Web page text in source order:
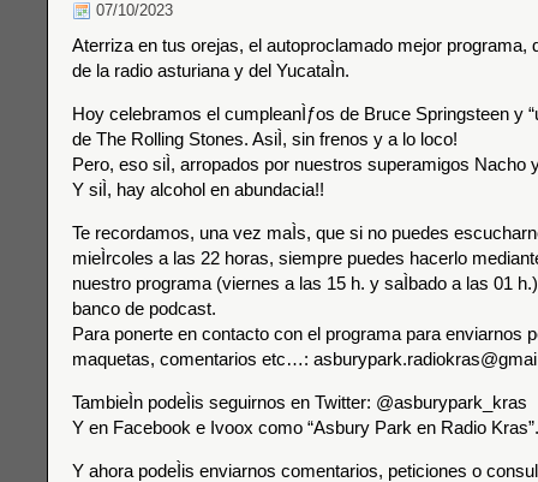
07/10/2023
Aterriza en tus orejas, el autoproclamado mejor programa,
de la radio asturiana y del YucataÌn.
Hoy celebramos el cumpleanÌƒos de Bruce Springsteen y
de The Rolling Stones. AsiÌ, sin frenos y a lo loco!
Pero, eso siÌ, arropados por nuestros superamigos Nacho
Y siÌ, hay alcohol en abundacia!!
Te recordamos, una vez maÌs, que si no puedes
mieÌrcoles a las 22 horas, siempre puedes hacerlo
nuestro programa (viernes a las 15 h. y saÌbado a las 01
banco de podcast.
Para ponerte en contacto con el programa para enviarnos
maquetas, comentarios etc…:
TambieÌn podeÌis seguirnos en Twitter: @asburypark_kras
Y en Facebook e Ivoox como “Asbury Park en Radio Kras”.
Y ahora podeÌis enviarnos comentarios, peticiones o